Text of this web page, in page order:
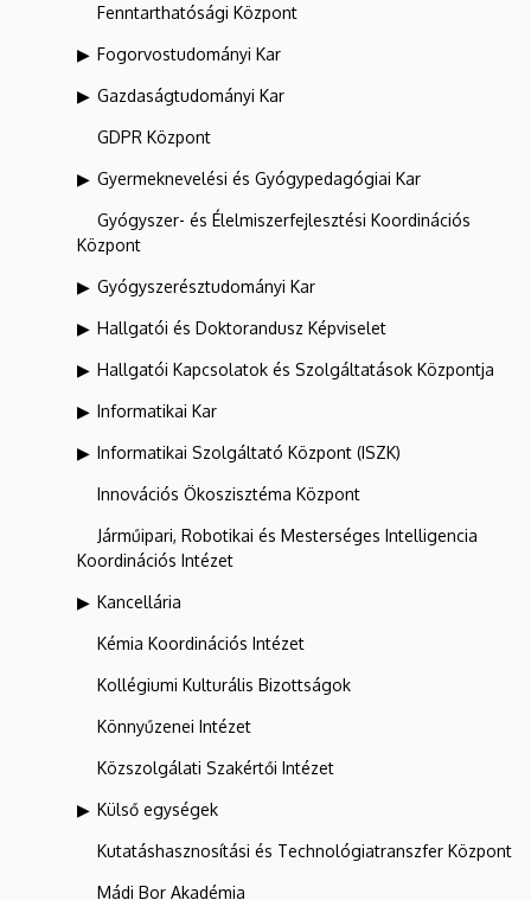
Fenntarthatósági Központ
Fogorvostudományi Kar
Gazdaságtudományi Kar
GDPR Központ
Gyermeknevelési és Gyógypedagógiai Kar
Gyógyszer- és Élelmiszerfejlesztési Koordinációs
Központ
Gyógyszerésztudományi Kar
Hallgatói és Doktorandusz Képviselet
Hallgatói Kapcsolatok és Szolgáltatások Központja
Informatikai Kar
Informatikai Szolgáltató Központ (ISZK)
Innovációs Ökoszisztéma Központ
Járműipari, Robotikai és Mesterséges Intelligencia
Koordinációs Intézet
Kancellária
Kémia Koordinációs Intézet
Kollégiumi Kulturális Bizottságok
Könnyűzenei Intézet
Közszolgálati Szakértői Intézet
Külső egységek
Kutatáshasznosítási és Technológiatranszfer Központ
Mádi Bor Akadémia